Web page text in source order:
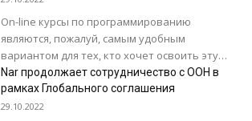
On-line курсы по программированию
являются, пожалуй, самым удобным
вариантом для тех, кто хочет освоить эту
профессию или развить существующие
навыки. Эти курсы, как правило,...
Nar продолжает сотрудничество с ООН в
рамках Глобального соглашения
29.10.2022